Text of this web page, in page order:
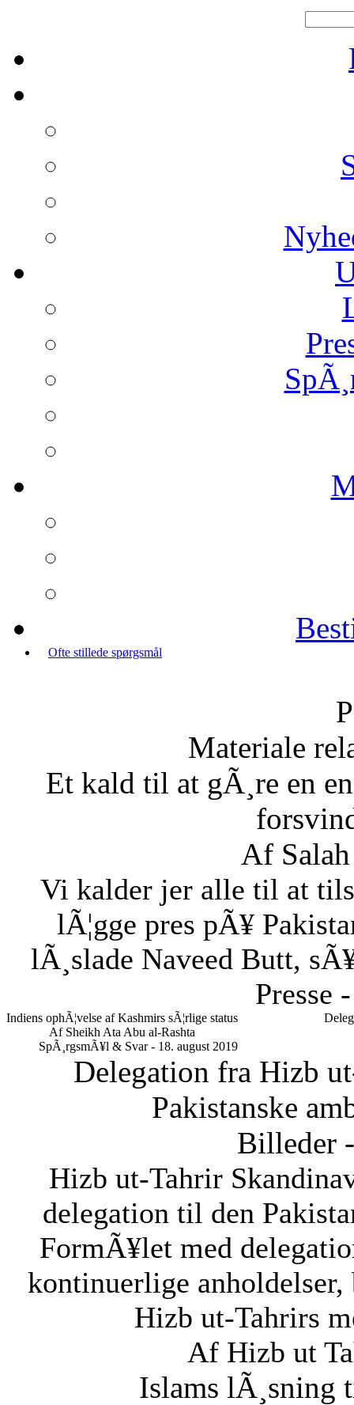
Ofte stillede spørgsmål
Materiale
Et kald til at gÃ¸re en
Af
Vi kalder jer alle til at
lÃ¦gge pres pÃ¥
lÃ¸slade Naveed Butt,
Presse
Indiens ophÃ¦velse af Kashmirs sÃ¦rlige status
Af Sheikh Ata Abu al-Rashta
SpÃ¸rgsmÃ¥l & Svar - 18. august 2019
Delegation fra Hizb
Pakistanske
Billeder
Hizb ut-Tahrir
delegation til den
FormÃ¥let med
kontinuerlige
Hizb ut-Tahrirs
Af Hizb ut
Islams lÃ¸sning